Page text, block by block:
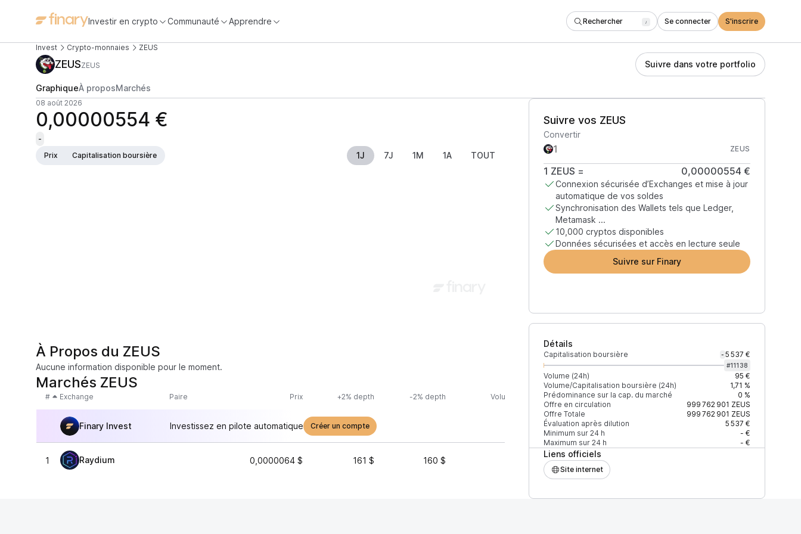
Investir en crypto Communauté Apprendre Rechercher / Se connecter S'inscrire
Invest Crypto-monnaies ZEUS
ZEUSZEUS Suivre dans votre portfolio
GraphiqueÀ proposMarchés
08 août 2026
0,00000554 €
-
Prix
Capitalisation boursière 1J 7J 1M 1A TOUT
Suivre vos ZEUS
Convertir
ZEUS
1 ZEUS = 0,00000554 €
Connexion sécurisée d’Exchanges et mise à jour
automatique de vos soldes
Synchronisation des Wallets tels que Ledger,
Metamask ...
10,000 cryptos disponibles
Données sécurisées et accès en lecture seule
Suivre sur Finary
Détails
Capitalisation boursière - 5 537 €
#11138
Volume (24h)
95 €
Volume/Capitalisation boursière (24h)
1,71 %
Prédominance sur la cap. du marché
0 %
Offre en circulation
999 762 901 ZEUS
Offre Totale
999 762 901 ZEUS
Évaluation après dilution
5 537 €
Minimum sur 24 h
- €
Maximum sur 24 h
- €
Liens officiels
Site internet
À Propos du ZEUS
Aucune information disponible pour le moment.
Marchés ZEUS
# Exchange Paire Prix +2% depth -2% depth Volume (24h) % du volume Confiance Mis à jour
Finary Invest Investissez en pilote automatique Créer un compte
1 Raydium 0,0000064 $ 161 $ 160 $ 100 %